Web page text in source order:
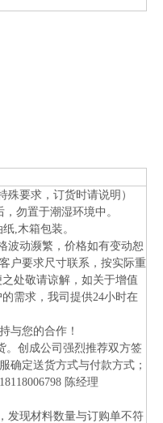
殊要求，订货时请说明）
勿置于潮湿环境中。
,木箱包装。
波动濒繁，价格如有变动恕
户要求尺寸联系，按实际重
处敬请谅解，如关于增值
需求，我司提供24小时在
与您的合作！
。创成公司强烈推荐双方签
确定送货方式与付款方式；
陈经理
发现材料数量与订购单不符